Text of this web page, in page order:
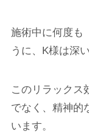
施術中に何度も
うに、K様は深
このリラックス
でなく、精神的
います。